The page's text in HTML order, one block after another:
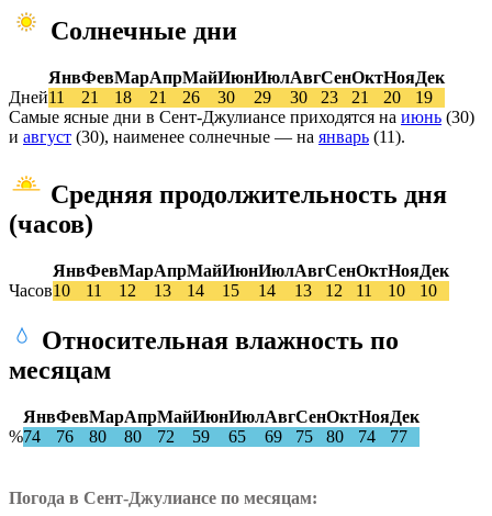
Солнечные дни
ЯнвФевМарАпрМайИюнИюлАвгСенОктНояДек
Дней11 21 18 21 26 30 29 30 23 21 20
19
Самые ясные дни в Сент-Джулиансе приходятся на июнь (30)
и август (30), наименее солнечные — на январь (11).
Средняя продолжительность дня
(часов)
ЯнвФевМарАпрМайИюнИюлАвгСенОктНояДек
Часов10 11 12 13 14 15 14 13 12 11 10 10
Относительная влажность по
месяцам
ЯнвФевМарАпрМайИюнИюлАвгСенОктНояДек
%74 76 80 80 72 59 65 69 75 80 74 77
Погода в Сент-Джулиансе по месяцам: